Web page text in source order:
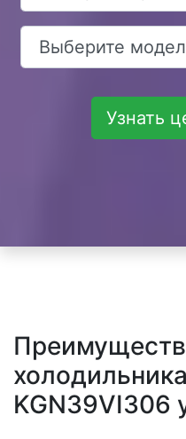
Узнать
KGN39VI306